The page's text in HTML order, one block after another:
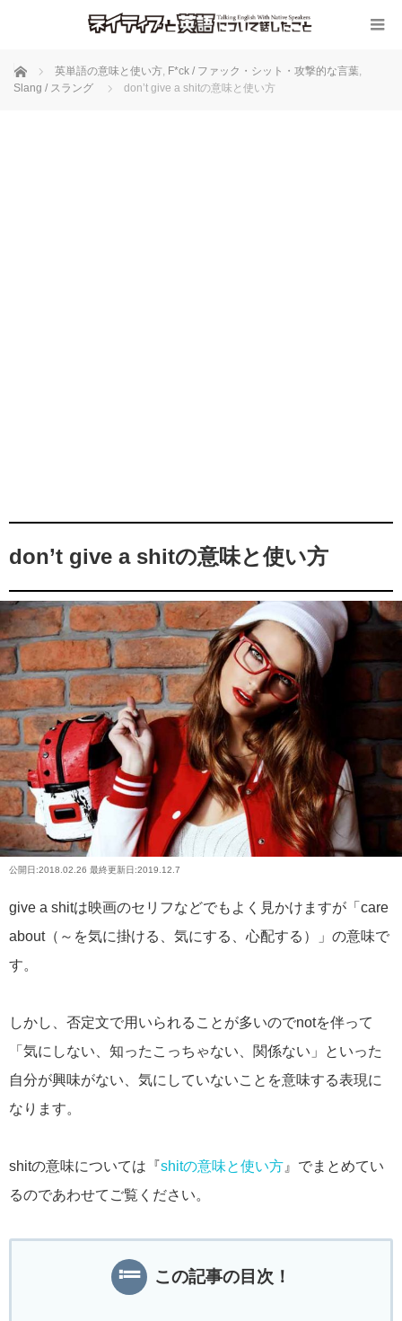
ホーム 英単語の意味と使い方, F*ck / ファック・シット・攻撃的な言葉,
Slang / スラング
don’t give a shitの意味と使い方
don’t give a shitの意味と使い方
公開日:2018.02.26 最終更新日:2019.12.7
give a shitは映画のセリフなどでもよく見かけますが「care
about（～を気に掛ける、気にする、心配する）」の意味で
す。
しかし、否定文で用いられることが多いのでnotを伴って
「気にしない、知ったこっちゃない、関係ない」といった
自分が興味がない、気にしていないことを意味する表現に
なります。
shitの意味については『shitの意味と使い方 』でまとめてい
るのであわせてご覧ください。
この記事の目次！